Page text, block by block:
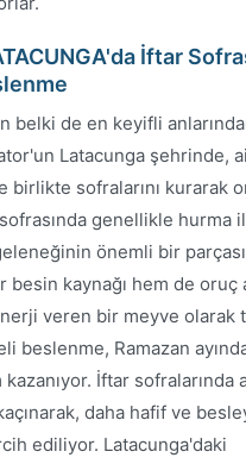
İftar
belki de en keyifli
Latacunga şehrinde,
birlikte sofralarını kurarak
genellikle hurma
önemli bir
besin kaynağı hem de oruç
veren bir meyve olarak
beslenme, Ramazan
İftar sofralarında
daha hafif ve
ediliyor. Latacunga'daki